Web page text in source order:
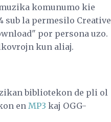
komunumo kie
sub la permesilo Creative
por persona uzo.
kun aliaj.
bibliotekon de pli ol
en MP3 kaj OGG-